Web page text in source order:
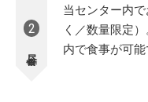
2
当センター内
く／数量限定
内で食事が可能